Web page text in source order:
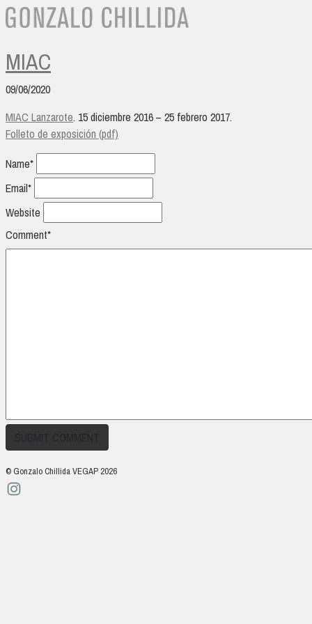
MIAC
09/06/2020
MIAC Lanzarote. 15 diciembre 2016 – 25 febrero 2017.
Folleto de exposición (pdf)
Name*
Email*
Website
Comment*
© Gonzalo Chillida VEGAP 2026